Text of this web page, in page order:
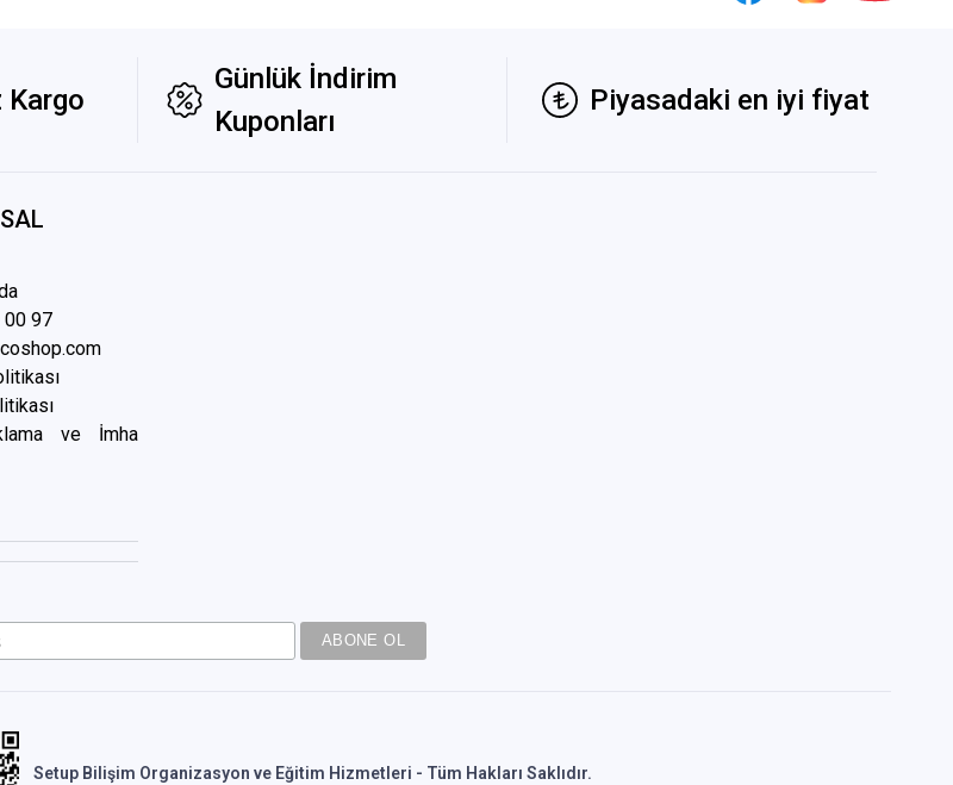
Kargo
Günlük İndirim
Kuponları
Piyasadaki en iyi fiyat
00 97
ve İmha
Setup Bilişim Organizasyon ve Eğitim Hizmetleri - Tüm Hakları Saklıdır.